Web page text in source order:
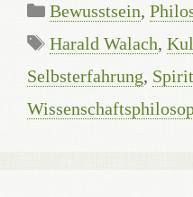
Categories
Bewusstsein,
Tags
Harald Walach,
Selbsterfahrung,